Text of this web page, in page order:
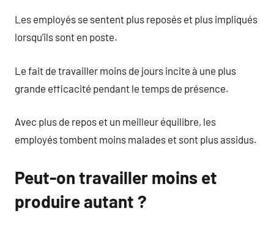
Les employés se sentent plus reposés et plus impliqués
lorsqu’ils sont en poste.
Le fait de travailler moins de jours incite à une plus
grande efficacité pendant le temps de présence.
Avec plus de repos et un meilleur équilibre, les
employés tombent moins malades et sont plus assidus.
Peut-on travailler moins et
produire autant ?